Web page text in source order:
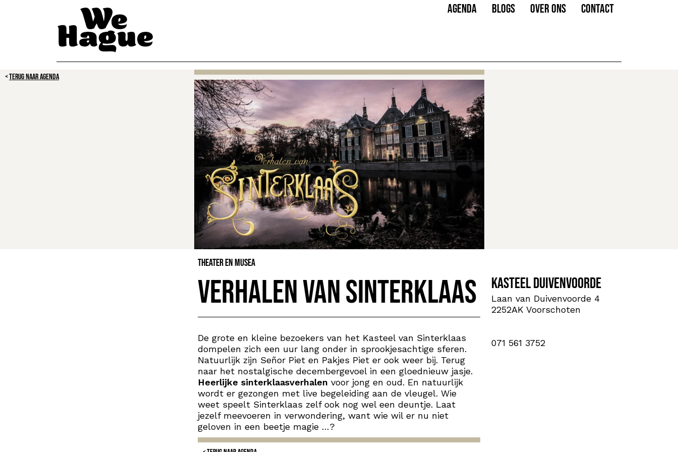
AGENDA BLOGS OVER ONS CONTACT
TERUG NAAR AGENDA
Theater en Musea
Verhalen van Sinterklaas
De grote en kleine bezoekers van het Kasteel van Sinterklaas
dompelen zich een uur lang onder in sprookjesachtige sferen.
Natuurlijk zijn Señor Piet en Pakjes Piet er ook weer bij. Terug
naar het nostalgische decembergevoel in een gloednieuw jasje.
Heerlijke sinterklaasverhalen voor jong en oud. En natuurlijk
wordt er gezongen met live begeleiding aan de vleugel. Wie
weet speelt Sinterklaas zelf ook nog wel een deuntje. Laat
jezelf meevoeren in verwondering, want wie wil er nu niet
geloven in een beetje magie …?
Kasteel Duivenvoorde
Laan van Duivenvoorde 4
2252AK Voorschoten
071 561 3752